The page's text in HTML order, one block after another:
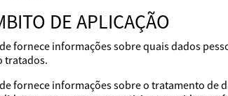
DE APLICAÇÃO
fornece informações sobre quais dados
tratados.
fornece informações sobre o tratamento